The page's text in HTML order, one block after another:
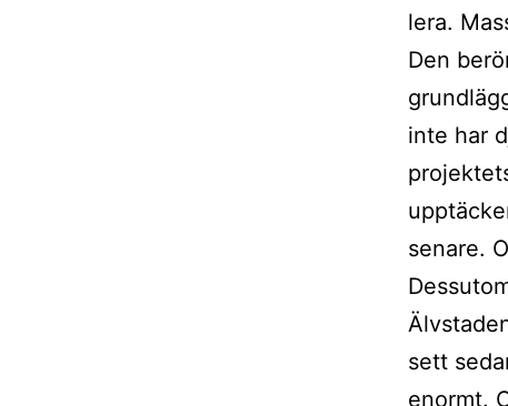
lera.
Den
inte har
senare.
sett
enormt.